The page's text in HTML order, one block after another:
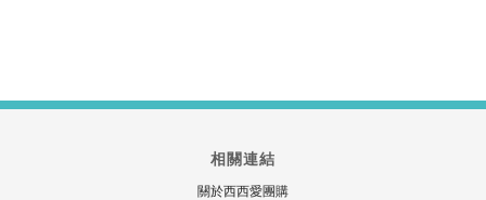
相關連結
關於西西愛團購